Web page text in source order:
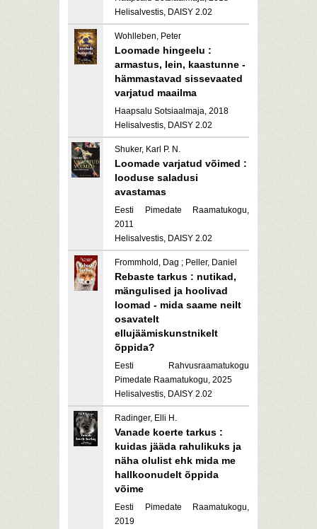
Helisalvestis, DAISY 2.02
Wohlleben, Peter
Loomade hingeelu :
armastus, lein, kaastunne -
hämmastavad sissevaated
varjatud maailma
Haapsalu Sotsiaalmaja, 2018
Helisalvestis, DAISY 2.02
Shuker, Karl P. N.
Loomade varjatud võimed :
looduse saladusi
avastamas
Eesti Pimedate Raamatukogu,
2011
Helisalvestis, DAISY 2.02
Frommhold, Dag ; Peller, Daniel
Rebaste tarkus : nutikad,
mängulised ja hoolivad
loomad - mida saame neilt
osavatelt
ellujäämiskunstnikelt
õppida?
Eesti Rahvusraamatukogu
Pimedate Raamatukogu, 2025
Helisalvestis, DAISY 2.02
Radinger, Elli H.
Vanade koerte tarkus :
kuidas jääda rahulikuks ja
näha olulist ehk mida me
hallkoonudelt õppida
võime
Eesti Pimedate Raamatukogu,
2019